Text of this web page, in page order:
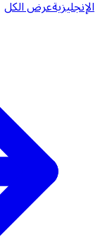
الإنجليزيةعرض الكل